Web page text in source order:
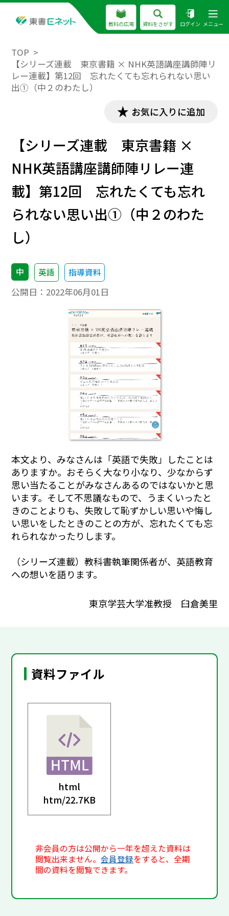
教科の広場 資料をさがす ログイン メニュー
TOP
【シリーズ連載 東京書籍 × NHK英語講座講師陣リ
レー連載】第12回 忘れたくても忘れられない思い
出①（中２のわたし）
お気に入りに追加
【シリーズ連載 東京書籍 ×
NHK英語講座講師陣リレー連
載】第12回 忘れたくても忘れ
られない思い出①（中２のわた
し）
中 英語 指導資料
公開日： 2022年06月01日
本文より、 みなさんは「英語で失敗」したことは
ありますか。おそらく大なり小なり、少なからず
思い当たることがみなさんあるのではないかと思
います。そして不思議なもので、うまくいったと
きのことよりも、失敗して恥ずかしい思いや悔し
い思いをしたときのことの方が、忘れたくても忘
れられなかったりします。
（シリーズ連載）教科書執筆関係者が、英語教育
への想いを語ります。
東京学芸大学准教授 臼倉美里
資料ファイル
html
htm/22.7KB
非会員の方は公開から一年を超えた資料は
閲覧出来ません。会員登録をすると、全期
間の資料を閲覧できます。